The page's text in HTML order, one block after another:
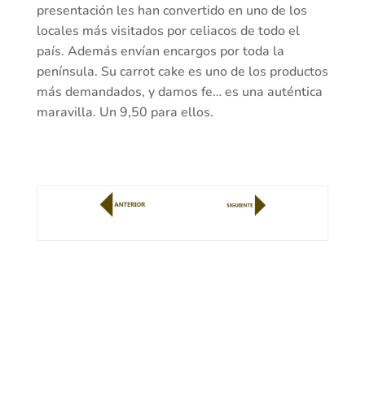
presentación les han convertido en uno de los
locales más visitados por celiacos de todo el
país. Además envían encargos por toda la
península. Su carrot cake es uno de los productos
más demandados, y damos fe… es una auténtica
maravilla. Un 9,50 para ellos.